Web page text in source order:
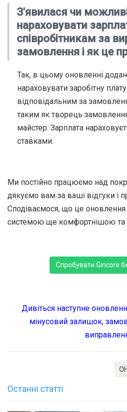
З'явилася чи
нараховувати
співробітникам за
замовлення і як це
Так, в цьому оновленні
нараховувати заробітну
відповідальним за
таким як творець
майстер. Зарплата
ставками.
Ми постійно працюємо над
дякуємо вам за ваші відгуки і
Сподіваємося, що це
системою ще комфортнішою та
Спробувати Gincore
Дивіться наступне
мінусовий залишок,
Останні статті